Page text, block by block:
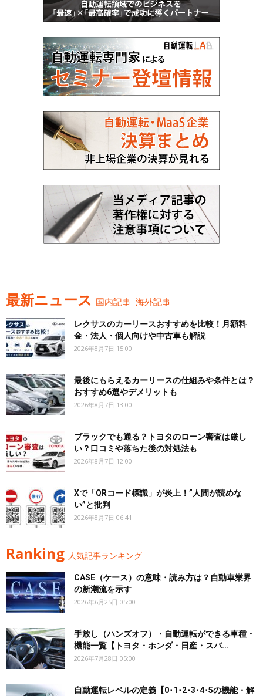
最新ニュース 国内記事 海外記事
レクサスのカーリースおすすめを比較！月額料
金・法人・個人向けや中古車も解説
2026年8月7日 15:00
最後にもらえるカーリースの仕組みや条件とは？
おすすめ6選やデメリットも
2026年8月7日 13:00
ブラックでも通る？トヨタのローン審査は厳し
い？口コミや落ちた後の対処法も
2026年8月7日 12:00
Xで「QRコード標識」が炎上！”人間が読めな
い”と批判
2026年8月7日 06:41
Ranking 人気記事ランキング
CASE（ケース）の意味・読み方は？自動車業界
の新潮流を示す
2026年6月25日 05:00
手放し（ハンズオフ）・自動運転ができる車種・
機能一覧【トヨタ・ホンダ・日産・スバ...
2026年7月28日 05:00
自動運転レベルの定義【0･1･2･3･4･5の機能・解